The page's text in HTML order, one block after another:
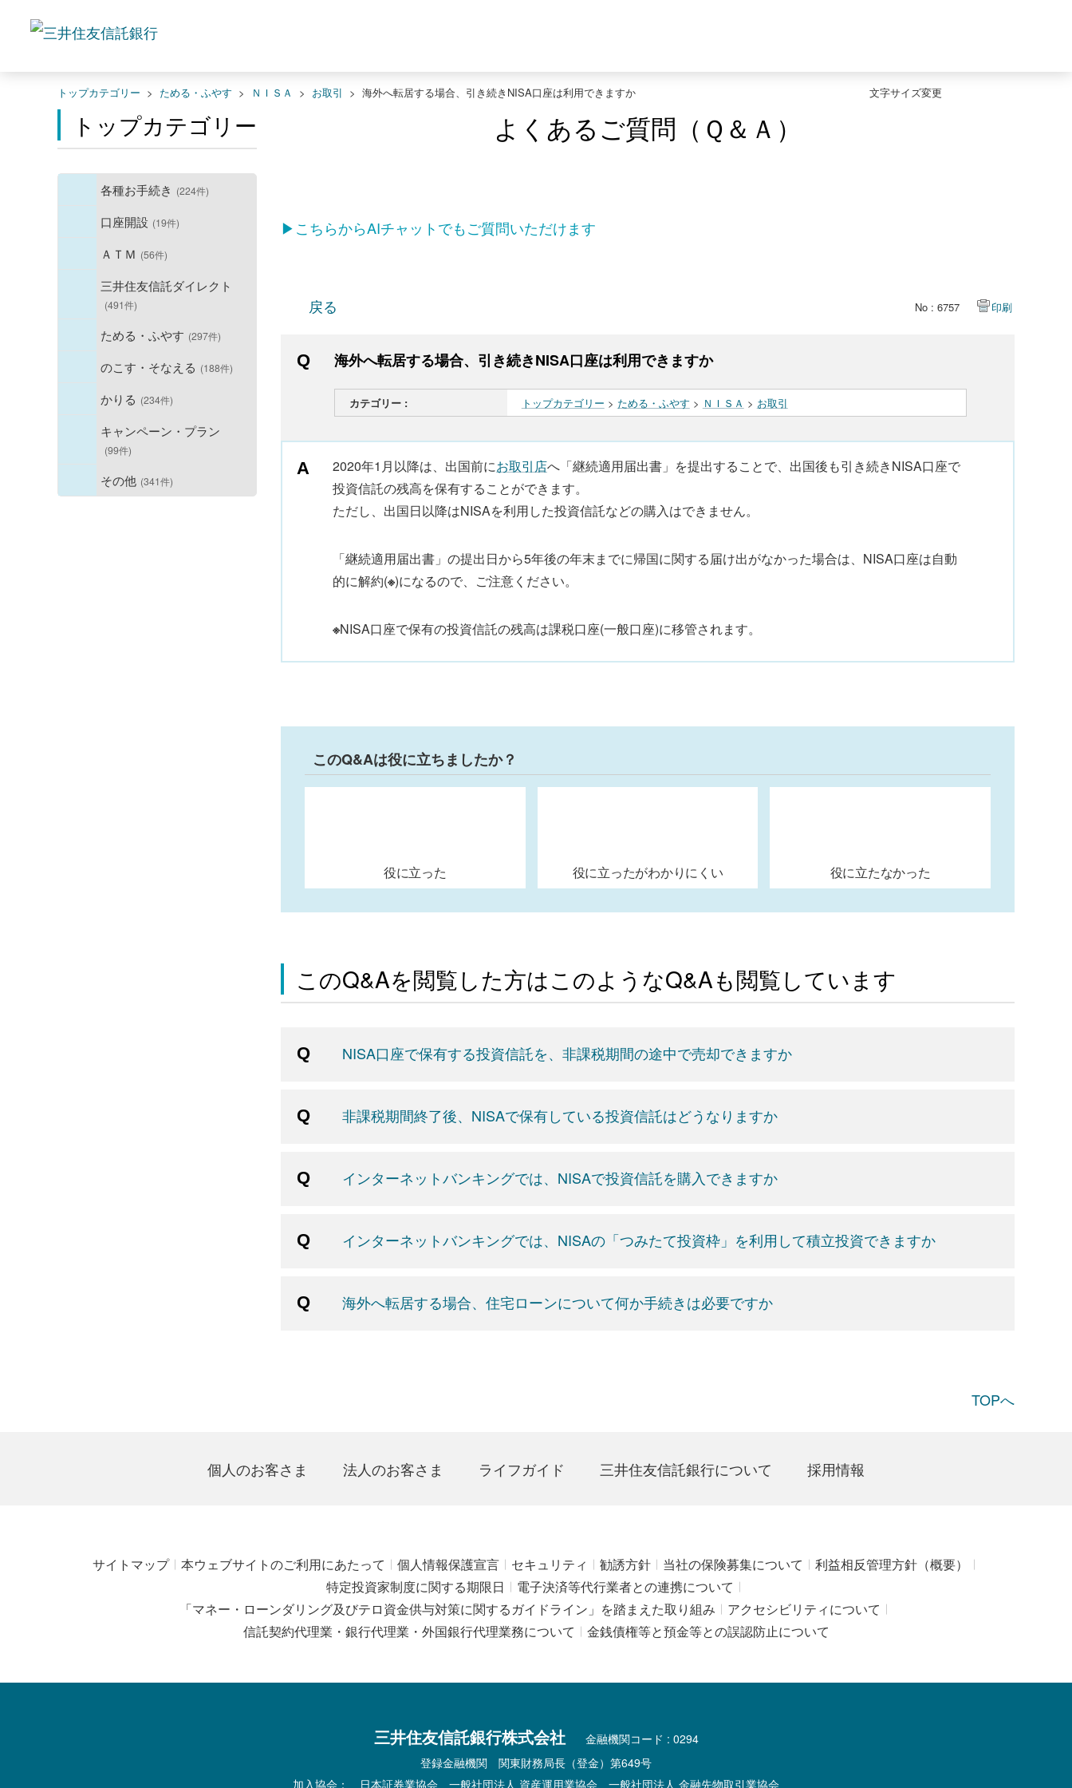
文字サイズ変更
トップカテゴリー > ためる・ふやす > ＮＩＳＡ > お取引 > 海外へ転居する場合、引き続きNISA口座は利用できますか
トップカテゴリー
各種お手続き (224件)
口座開設 (19件)
ＡＴＭ (56件)
三井住友信託ダイレクト
(491件)
ためる・ふやす (297件)
のこす・そなえる (188件)
かりる (234件)
キャンペーン・プラン
(99件)
その他 (341件)
よくあるご質問（Ｑ＆Ａ）
▶こちらからAIチャットでもご質問いただけます
戻る No : 6757 印刷
海外へ転居する場合、引き続きNISA口座は利用できますか
カテゴリー : トップカテゴリー > ためる・ふやす > ＮＩＳＡ > お取引
2020年1月以降は、出国前にお取引店へ「継続適用届出書」を提出することで、出国後も引き続きNISA口座で
投資信託の残高を保有することができます。
ただし、出国日以降はNISAを利用した投資信託などの購入はできません。
「継続適用届出書」の提出日から5年後の年末までに帰国に関する届け出がなかった場合は、NISA口座は自動
的に解約(※)になるので、ご注意ください。
※NISA口座で保有の投資信託の残高は課税口座(一般口座)に移管されます。
このQ&Aは役に立ちましたか？
役に立った 役に立ったがわかりにくい 役に立たなかった
このQ&Aを閲覧した方はこのようなQ&Aも閲覧しています
NISA口座で保有する投資信託を、非課税期間の途中で売却できますか
非課税期間終了後、NISAで保有している投資信託はどうなりますか
インターネットバンキングでは、NISAで投資信託を購入できますか
インターネットバンキングでは、NISAの「つみたて投資枠」を利用して積立投資できますか
海外へ転居する場合、住宅ローンについて何か手続きは必要ですか
TOPへ
個人のお客さま 法人のお客さま ライフガイド 三井住友信託銀行について 採用情報
サイトマップ 本ウェブサイトのご利用にあたって 個人情報保護宣言 セキュリティ 勧誘方針 当社の保険募集について
利益相反管理方針（概要）
特定投資家制度に関する期限日
電子決済等代行業者との連携について
「マネー・ローンダリング及びテロ資金供与対策に関するガイドライン」を踏まえた取り組み
アクセシビリティについて
信託契約代理業・銀行代理業・外国銀行代理業務について
金銭債権等と預金等との誤認防止について
三井住友信託銀行株式会社
金融機関コード : 0294
登録金融機関 関東財務局長（登金）第649号
加入協会： 日本証券業協会、一般社団法人 資産運用業協会、一般社団法人 金融先物取引業協会